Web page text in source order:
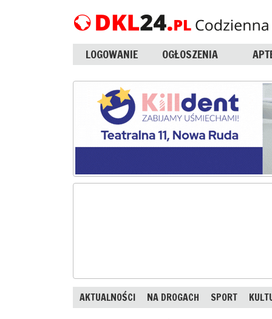
LOGOWANIE OGŁOSZENIA
AKTUALNOŚCI NA DROGACH SPORT